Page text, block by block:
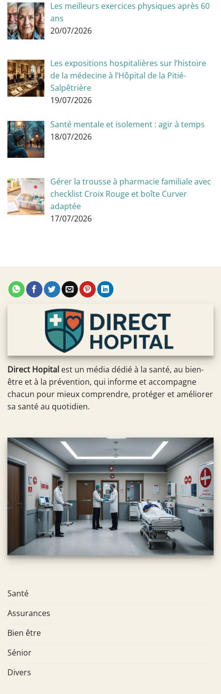
Les meilleurs exercices physiques après 60
ans
20/07/2026
Les expositions hospitalières sur l’histoire
de la médecine à l’Hôpital de la Pitié-
Salpêtrière
19/07/2026
Santé mentale et isolement : agir à temps
18/07/2026
Gérer la trousse à pharmacie familiale avec
checklist Croix Rouge et boîte Curver
adaptée
17/07/2026
Direct Hopital est un média dédié à la santé, au bien-
être et à la prévention, qui informe et accompagne
chacun pour mieux comprendre, protéger et améliorer
sa santé au quotidien.
Santé
Assurances
Bien être
Sénior
Divers